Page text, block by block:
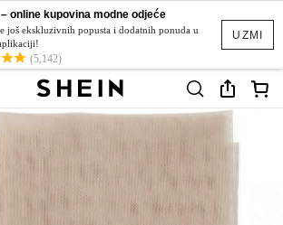
UZMI
– online kupovina modne odjeće
još ekskluzivnih popusta i dodatnih ponuda u
(5,142)